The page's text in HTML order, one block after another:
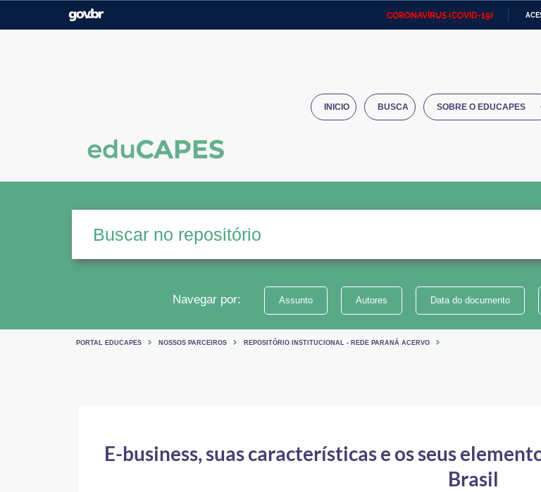
CORONAVÍRUS (COVID-19)
Ministério das
Institucional
INICIO BUSCA SOBRE O EDUCAPES
Navegar por: Assunto Autores Data do documento
PORTAL EDUCAPES NOSSOS PARCEIROS REPOSITÓRIO INSTITUCIONAL - REDE PARANÁ ACERVO
E-business, suas características e os seus
Brasil